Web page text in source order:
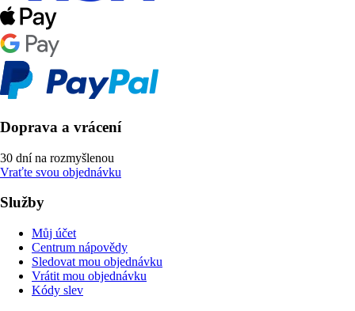
Doprava a vrácení
30 dní na rozmyšlenou
Vraťte svou objednávku
Služby
Můj účet
Centrum nápovědy
Sledovat mou objednávku
Vrátit mou objednávku
Kódy slev